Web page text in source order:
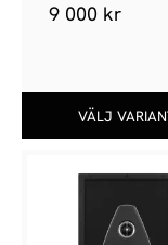
9 000 kr